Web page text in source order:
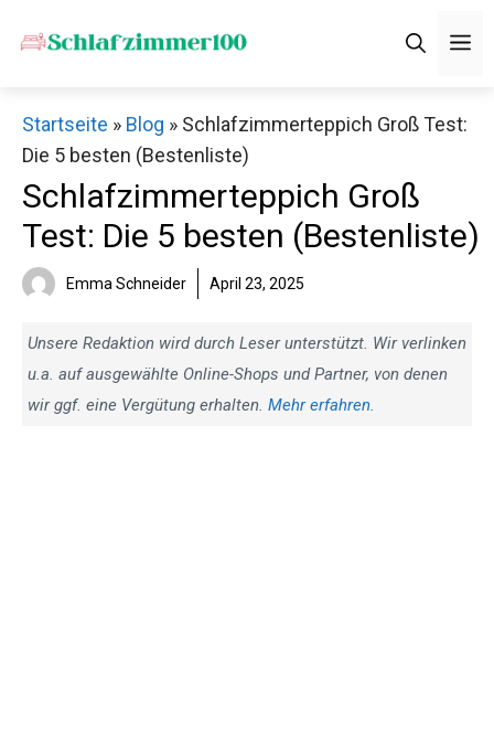
Inhalt
Startseite » Blog » Schlafzimmerteppich Groß Test:
Die 5 besten (Bestenliste)
Schlafzimmerteppich Groß
Test: Die 5 besten (Bestenliste)
Emma Schneider April 23, 2025
Unsere Redaktion wird durch Leser unterstützt. Wir verlinken
u.a. auf ausgewählte Online-Shops und Partner, von denen
wir ggf. eine Vergütung erhalten. Mehr erfahren.